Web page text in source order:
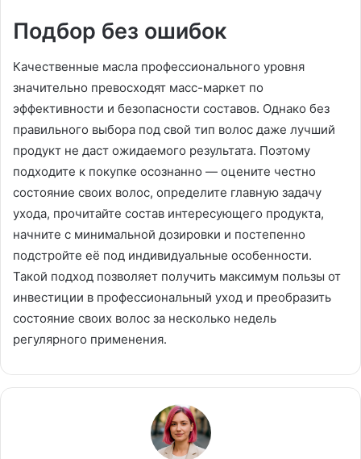
Подбор без ошибок
Качественные масла профессионального уровня
значительно превосходят масс-маркет по
эффективности и безопасности составов. Однако без
правильного выбора под свой тип волос даже лучший
продукт не даст ожидаемого результата. Поэтому
подходите к покупке осознанно — оцените честно
состояние своих волос, определите главную задачу
ухода, прочитайте состав интересующего продукта,
начните с минимальной дозировки и постепенно
подстройте её под индивидуальные особенности.
Такой подход позволяет получить максимум пользы от
инвестиции в профессиональный уход и преобразить
состояние своих волос за несколько недель
регулярного применения.